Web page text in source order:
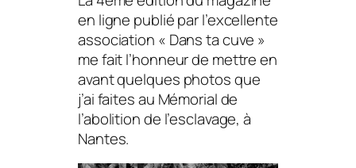
en ligne publié par l’excellente
association « Dans ta cuve »
me fait l’honneur de mettre en
avant quelques photos que
j’ai faites au Mémorial de
l’abolition de l’esclavage, à
Nantes.